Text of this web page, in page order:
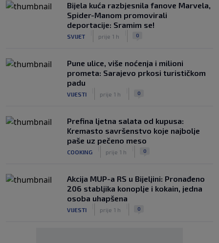
Bijela kuća razbjesnila fanove Marvela,
Spider-Manom promovirali
deportacije: Sramim se!
SVIJET prije 1 h 0
Pune ulice, više noćenja i milioni
prometa: Sarajevo prkosi turističkom
padu
VIJESTI prije 1 h 0
Prefina ljetna salata od kupusa:
Kremasto savršenstvo koje najbolje
paše uz pečeno meso
COOKING prije 1 h 0
Akcija MUP-a RS u Bijeljini: Pronađeno
206 stabljika konoplje i kokain, jedna
osoba uhapšena
VIJESTI prije 1 h 0